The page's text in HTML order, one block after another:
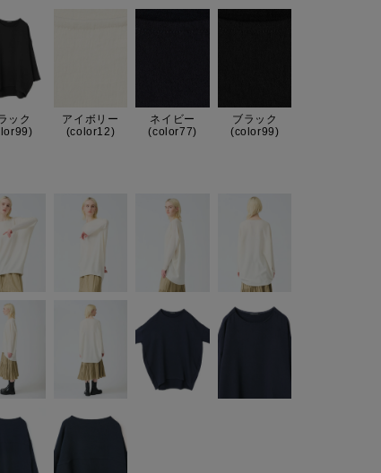
ック
アイボリー
(color12)
ネイビー
(color77)
ブラック
(color99)